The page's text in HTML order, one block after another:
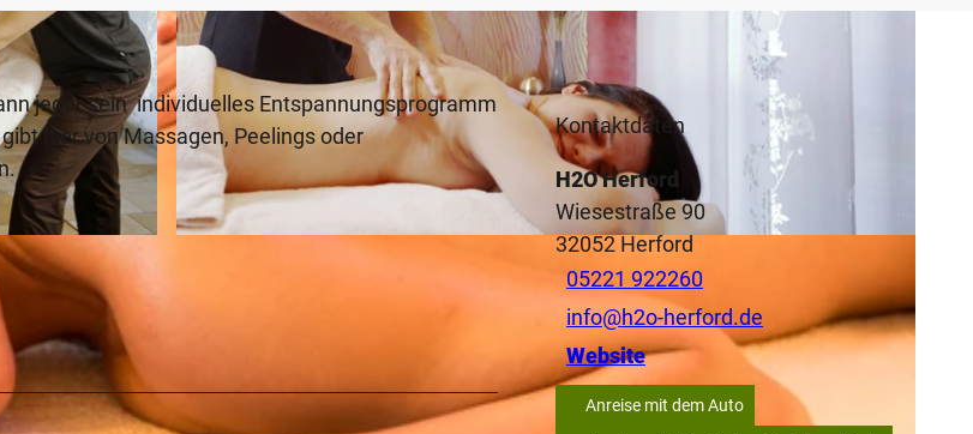
jeder sein individuelles Entspannungsprogramm
hier von Massagen, Peelings oder
Kontaktdaten
H2O Herford
Wiesestraße 90
32052Herford
05221 922260
info@h2o-herford.de
Website
Anreise mit dem Auto